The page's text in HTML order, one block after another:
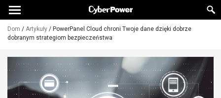
Dom / Artykuły / PowerPanel Cloud chroni Twoje dane dzięki dobrze
dobranym strategiom bezpieczeństwa